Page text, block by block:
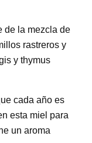
de la mezcla de
rastreros y
y thymus
cada año es
esta miel para
un aroma